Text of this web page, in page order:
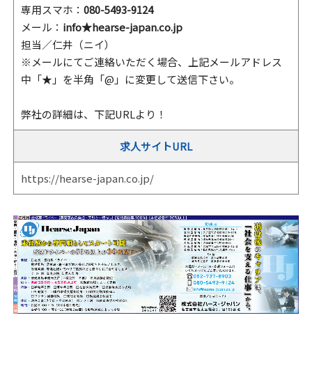
専用スマホ： 080-5493-9124
メール： info★hearse-japan.co.jp
担当／仁井（ニイ）
※メールにてご連絡いただく場合、上記メールアドレス
中「★」を半角「@」に変更して送信下さい。
弊社の詳細は、下記URLより！
求人サイトURL
https://hearse-japan.co.jp/